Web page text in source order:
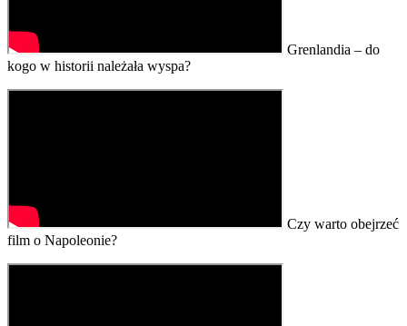
Grenlandia – do
kogo w historii należała wyspa?
Czy warto obejrzeć
film o Napoleonie?